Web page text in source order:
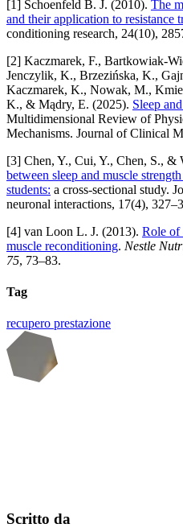
[1] Schoenfeld B. J. (2010). The
and their application to resistance
conditioning research, 24(10),
[2] Kaczmarek, F., Bartkowiak-
Jenczylik, K., Brzezińska, K.,
Kaczmarek, K., Nowak, M.,
K., & Mądry, E. (2025). Sleep
Multidimensional Review of
Mechanisms. Journal of Clinical
[3] Chen, Y., Cui, Y., Chen, S., &
between sleep and muscle
students: a cross-sectional study.
neuronal interactions, 17(4),
[4] van Loon L. J. (2013). Role of
muscle reconditioning. Nestle
75, 73–83.
Tag
recupero prestazione
Scritto da